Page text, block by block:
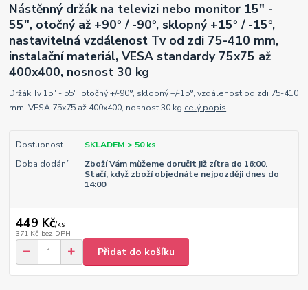
Nástěnný držák na televizi nebo monitor 15" -
55", otočný až +90° / -90°, sklopný +15° / -15°,
nastavitelná vzdálenost Tv od zdi 75-410 mm,
instalační materiál, VESA standardy 75x75 až
400x400, nosnost 30 kg
Držák Tv 15" - 55", otočný +/-90°, sklopný +/-15°, vzdálenost od zdi 75-410
mm, VESA 75x75 až 400x400, nosnost 30 kg celý popis
Dostupnost
SKLADEM > 50 ks
Doba dodání
Zboží Vám můžeme doručit již zítra do 16:00.
Stačí, když zboží objednáte nejpozději dnes do
14:00
449 Kč/ks
371 Kč bez DPH
Přidat do košíku